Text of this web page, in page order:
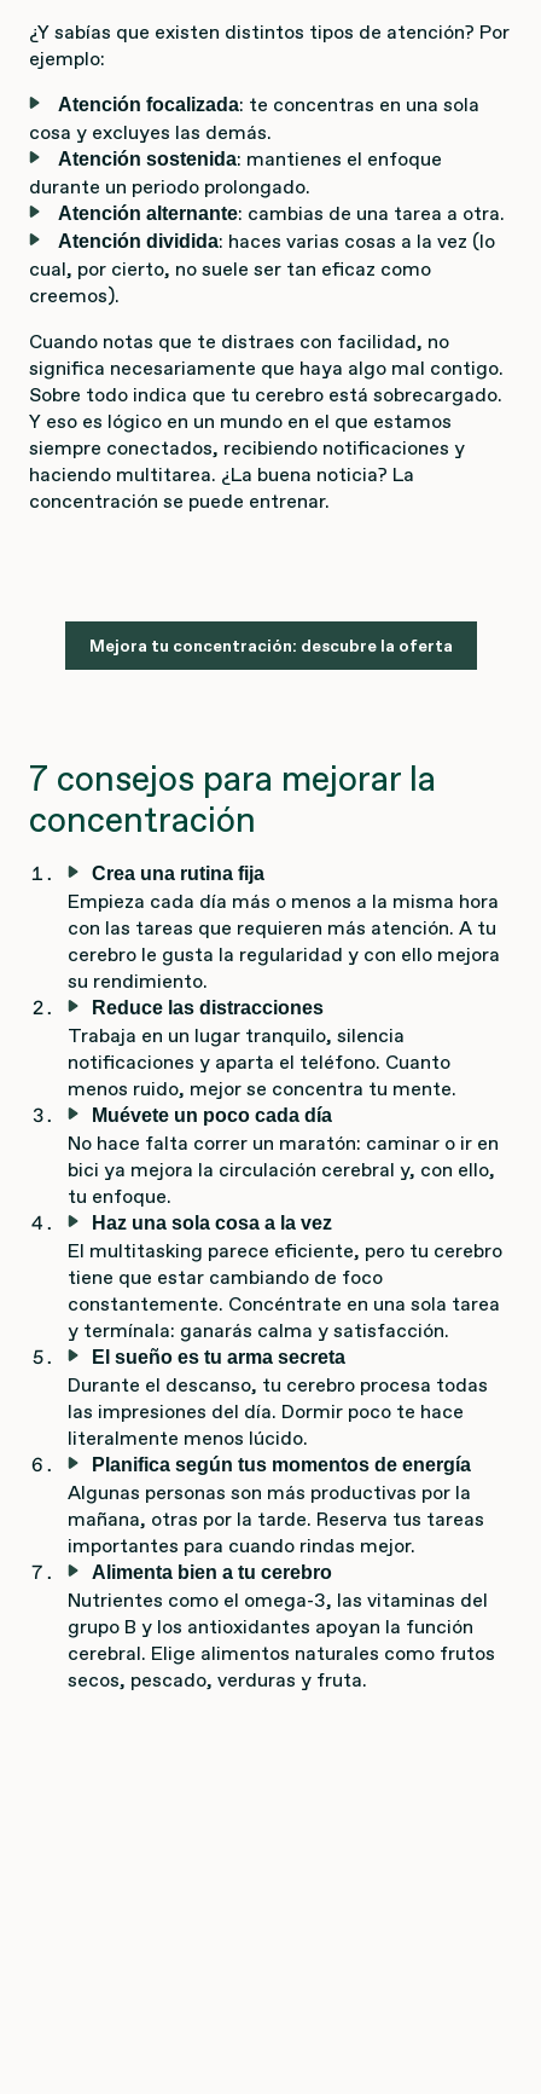
¿Y sabías que existen distintos tipos de atención? Por
ejemplo:
Atención focalizada: te concentras en una sola
cosa y excluyes las demás.
Atención sostenida: mantienes el enfoque
durante un periodo prolongado.
Atención alternante: cambias de una tarea a otra.
Atención dividida: haces varias cosas a la vez (lo
cual, por cierto, no suele ser tan eficaz como
creemos).
Cuando notas que te distraes con facilidad, no
significa necesariamente que haya algo mal contigo.
Sobre todo indica que tu cerebro está sobrecargado.
Y eso es lógico en un mundo en el que estamos
siempre conectados, recibiendo notificaciones y
haciendo multitarea. ¿La buena noticia? La
concentración se puede entrenar.
Mejora tu concentración: descubre la oferta
7 consejos para mejorar la
concentración
Crea una rutina fija
Empieza cada día más o menos a la misma hora
con las tareas que requieren más atención. A tu
cerebro le gusta la regularidad y con ello mejora
su rendimiento.
Reduce las distracciones
Trabaja en un lugar tranquilo, silencia
notificaciones y aparta el teléfono. Cuanto
menos ruido, mejor se concentra tu mente.
Muévete un poco cada día
No hace falta correr un maratón: caminar o ir en
bici ya mejora la circulación cerebral y, con ello,
tu enfoque.
Haz una sola cosa a la vez
El multitasking parece eficiente, pero tu cerebro
tiene que estar cambiando de foco
constantemente. Concéntrate en una sola tarea
y termínala: ganarás calma y satisfacción.
El sueño es tu arma secreta
Durante el descanso, tu cerebro procesa todas
las impresiones del día. Dormir poco te hace
literalmente menos lúcido.
Planifica según tus momentos de energía
Algunas personas son más productivas por la
mañana, otras por la tarde. Reserva tus tareas
importantes para cuando rindas mejor.
Alimenta bien a tu cerebro
Nutrientes como el omega-3, las vitaminas del
grupo B y los antioxidantes apoyan la función
cerebral. Elige alimentos naturales como frutos
secos, pescado, verduras y fruta.